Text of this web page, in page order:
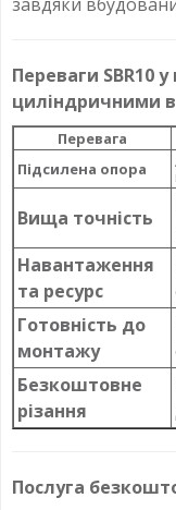
Переваги SBR10
циліндричними
Перевага
Підсилена опора
Вища точність
Навантаження
та ресурс
Готовність до
монтажу
Безкоштовне
різання
Послуга